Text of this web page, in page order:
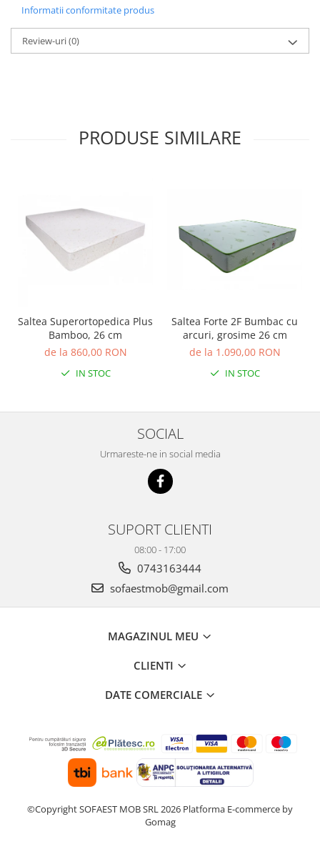
Informatii conformitate produs
Review-uri(0)
PRODUSE SIMILARE
Saltea Superortopedica Plus
Bamboo, 26 cm
de la 860,00 RON
IN STOC
Saltea Forte 2F Bumbac cu
arcuri, grosime 26 cm
de la 1.090,00 RON
IN STOC
SOCIAL
Urmareste-ne in social media
SUPORT CLIENTI
08:00 - 17:00
0743163444
sofaestmob@gmail.com
MAGAZINUL MEU
CLIENTI
DATE COMERCIALE
©Copyright SOFAEST MOB SRL 2026 Platforma E-commerce by
Gomag